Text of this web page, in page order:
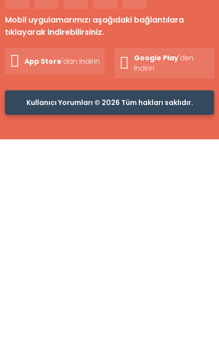
Mobil uygulamarımızı aşağıdaki bağlantılara
tıklayarak indirebilirsiniz.
App Store'dan İndirin Google Play'den
İndirin
Kullanıcı Yorumları © 2026 Tüm hakları saklıdır.